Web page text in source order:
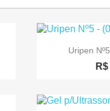

Uripen